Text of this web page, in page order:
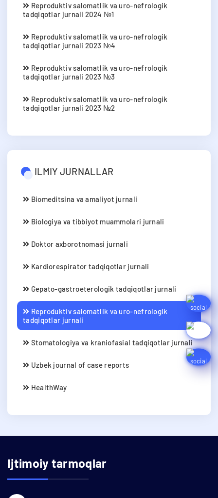
Reproduktiv salomatlik va uro-nefrologik
tadqiqotlar jurnali 2024 №1
Reproduktiv salomatlik va uro-nefrologik
tadqiqotlar jurnali 2023 №4
Reproduktiv salomatlik va uro-nefrologik
tadqiqotlar jurnali 2023 №3
Reproduktiv salomatlik va uro-nefrologik
tadqiqotlar jurnali 2023 №2
ILMIY JURNALLAR
Biomeditsina va amaliyot jurnali
Biologiya va tibbiyot muammolari jurnali
Doktor axborotnomasi jurnali
Kardiorespirator tadqiqotlar jurnali
Gepato-gastroeterologik tadqiqotlar jurnali
Reproduktiv salomatlik va uro-nefrologik
tadqiqotlar jurnali
Stomatologiya va kraniofasial tadqiqotlar jurnali
Uzbek journal of case reports
HealthWay
Ijtimoiy tarmoqlar